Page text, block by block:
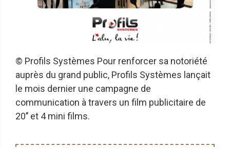
© Profils Systèmes Pour renforcer sa notoriété
auprès du grand public, Profils Systèmes lançait
le mois dernier une campagne de
communication à travers un film publicitaire de
20’’ et 4 mini films.